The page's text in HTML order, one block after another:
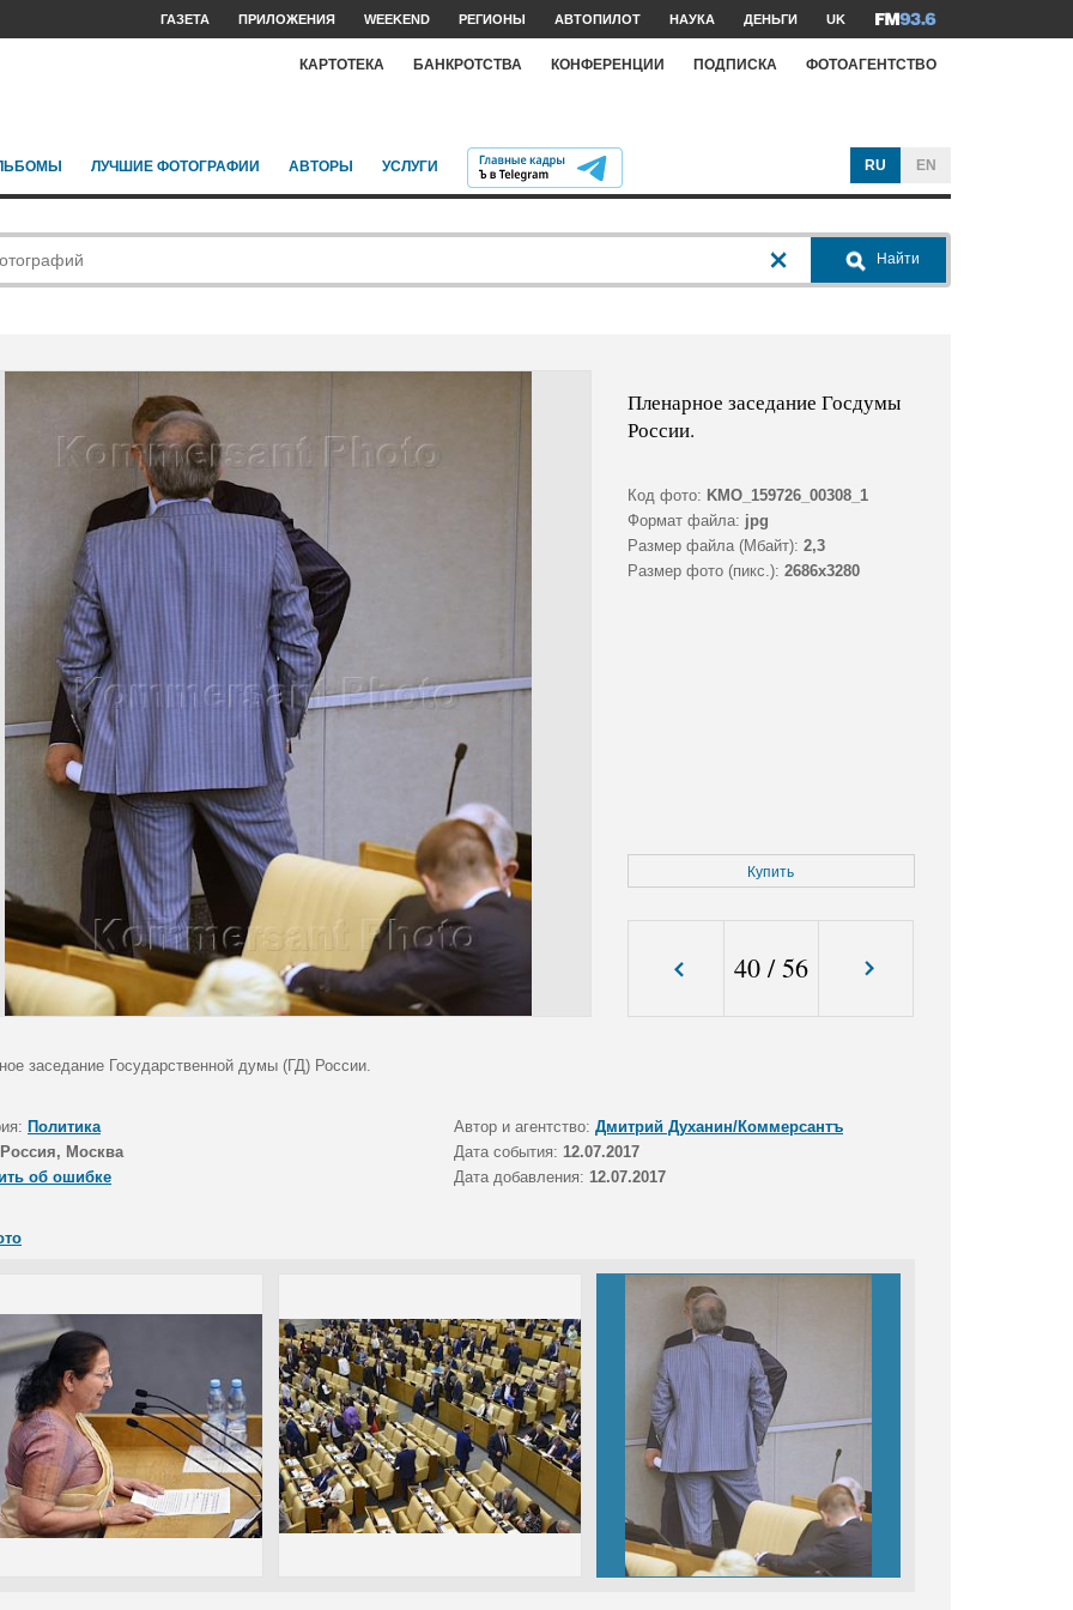
ГАЗЕТА ПРИЛОЖЕНИЯ WEEKEND РЕГИОНЫ АВТОПИЛОТ НАУКА ДЕНЬГИ UK
КАРТОТЕКА БАНКРОТСТВА КОНФЕРЕНЦИИ ПОДПИСКА ФОТОАГЕНТСТВО
ЛУЧШИЕ ФОТОГРАФИИ АВТОРЫ УСЛУГИ RU EN
Найти
Пленарное заседание Госдумы
России.
Код фото: KMO_159726_00308_1
Формат файла: jpg
Размер файла (Мбайт): 2,3
Размер фото (пикс.): 2686x3280
Купить
40/56
заседание Государственной думы (ГД) России.
Политика Автор и агентство: Дмитрий Духанин/Коммерсантъ
Россия, Москва Дата события: 12.07.2017
об ошибке
Дата добавления: 12.07.2017